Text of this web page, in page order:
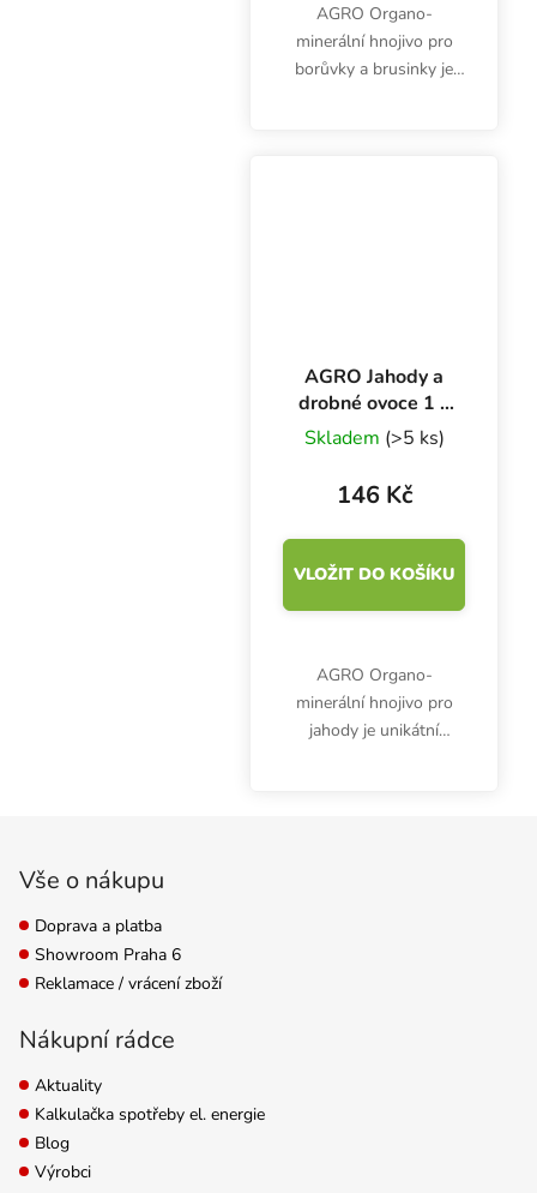
AGRO Organo-
minerální hnojivo pro
borůvky a brusinky je
AGRO Jahody a
drobné ovoce 1 l,
základní hnojivo
Skladem (>5 ks)
146 Kč
VLOŽIT DO KOŠÍKU
AGRO Organo-
minerální hnojivo pro
jahody je unikátní
Vše o nákupu
Doprava a platba
Showroom Praha 6
Reklamace / vrácení zboží
Nákupní rádce
Aktuality
Kalkulačka spotřeby el. energie
Blog
Výrobci